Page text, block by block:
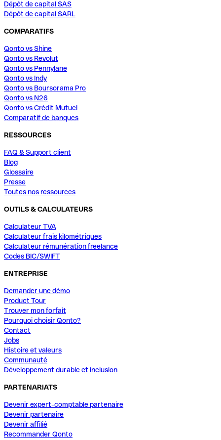
Dépôt de capital SAS
Dépôt de capital SARL
COMPARATIFS
Qonto vs Shine
Qonto vs Revolut
Qonto vs Pennylane
Qonto vs Indy
Qonto vs Boursorama Pro
Qonto vs N26
Qonto vs Crédit Mutuel
Comparatif de banques
RESSOURCES
FAQ & Support client
Blog
Glossaire
Presse
Toutes nos ressources
OUTILS & CALCULATEURS
Calculateur TVA
Calculateur frais kilométriques
Calculateur rémunération freelance
Codes BIC/SWIFT
ENTREPRISE
Demander une démo
Product Tour
Trouver mon forfait
Pourquoi choisir Qonto?
Contact
Jobs
Histoire et valeurs
Communauté
Développement durable et inclusion
PARTENARIATS
Devenir expert-comptable partenaire
Devenir partenaire
Devenir affilié
Recommander Qonto